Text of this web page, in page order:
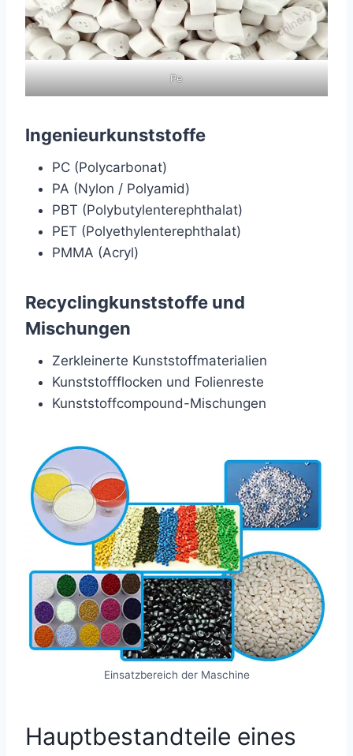
Pe
Ingenieurkunststoffe
PC (Polycarbonat)
PA (Nylon / Polyamid)
PBT (Polybutylenterephthalat)
PET (Polyethylenterephthalat)
PMMA (Acryl)
Recyclingkunststoffe und
Mischungen
Zerkleinerte Kunststoffmaterialien
Kunststoffflocken und Folienreste
Kunststoffcompound-Mischungen
Einsatzbereich der Maschine
Hauptbestandteile eines